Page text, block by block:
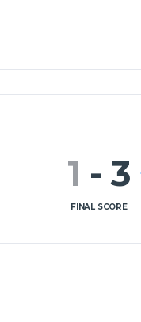
1 - 3
FINAL SCORE